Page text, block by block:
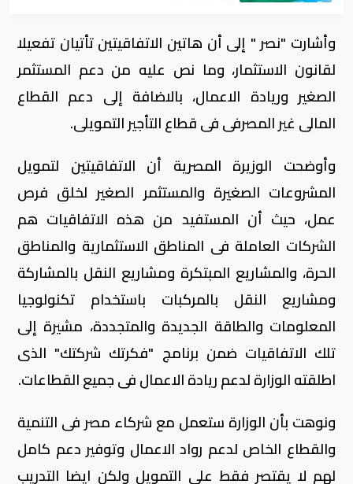
وأشارت "نصر " إلى أن هاتين الاتفاقيتين تأتيان تفعيلا
لقانون الاستثمار، وما نص عليه من دعم المستثمر
الصغير وريادة الاعمال، بالاضافة إلى دعم القطاع
المالى غير المصرفى فى قطاع التأجير التمويلى.
وأوضحت الوزيرة المصرية أن الاتفاقيتين لتمويل
المشروعات الصغيرة والمستثمر الصغير لخلق فرص
عمل، حيث أن المستفيد من هذه الاتفاقيات هم
الشركات العاملة فى المناطق الاستثمارية والمناطق
الحرة، والمشاريع المبتكرة ومشاريع النقل بالمشاركة
ومشاريع النقل بالمركبات باستخدام تكنولوجيا
المعلومات والطاقة الجديدة والمتجددة، مشيرة إلى
تلك الاتفاقيات ضمن برنامج "فكرتك شركتك" الذى
اطلقته الوزارة لدعم ريادة الاعمال فى جميع القطاعات.
ونوهت بأن الوزارة ستعمل مع شركاء مصر فى التنمية
والقطاع الخاص لدعم رواد الاعمال وتوفير دعم كامل
لهم لا يقتصر فقط على التمويل ولكن ايضا التدريب